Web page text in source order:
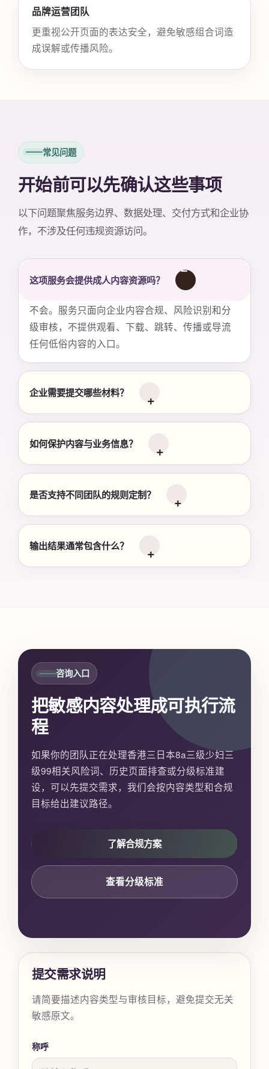
品牌运营团队
更重视公开页面的表达安全，避免敏感组合词造
成误解或传播风险。
常见问题
开始前可以先确认这些事项
以下问题聚焦服务边界、数据处理、交付方式和企业协
作，不涉及任何违规资源访问。
这项服务会提供成人内容资源吗？
不会。服务只面向企业内容合规、风险识别和分
级审核，不提供观看、下载、跳转、传播或导流
任何低俗内容的入口。
企业需要提交哪些材料？
如何保护内容与业务信息？
是否支持不同团队的规则定制？
输出结果通常包含什么？
咨询入口
把敏感内容处理成可执行流
程
如果你的团队正在处理香港三日本8a三级少妇三
级99相关风险词、历史页面排查或分级标准建
设，可以先提交需求，我们会按内容类型和合规
目标给出建议路径。
了解合规方案
查看分级标准
提交需求说明
请简要描述内容类型与审核目标，避免提交无关
敏感原文。
称呼